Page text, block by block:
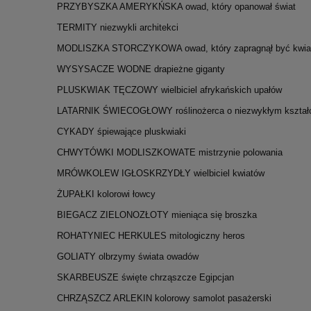
PRZYBYSZKA AMERYKŃSKA owad, który opanował świat
TERMITY niezwykli architekci
MODLISZKA STORCZYKOWA owad, który zapragnął być
WYSYSACZE WODNE drapieżne giganty
PLUSKWIAK TĘCZOWY wielbiciel afrykańskich upałów
LATARNIK ŚWIECOGŁOWY roślinożerca o niezwykłym
CYKADY śpiewające pluskwiaki
CHWYTÓWKI MODLISZKOWATE mistrzynie polowania
MRÓWKOLEW IGŁOSKRZYDŁY wielbiciel kwiatów
ŻUPAŁKI kolorowi łowcy
BIEGACZ ZIELONOZŁOTY mieniąca się broszka
ROHATYNIEC HERKULES mitologiczny heros
GOLIATY olbrzymy świata owadów
SKARBEUSZE święte chrząszcze Egipcjan
CHRZĄSZCZ ARLEKIN kolorowy samolot pasażerski